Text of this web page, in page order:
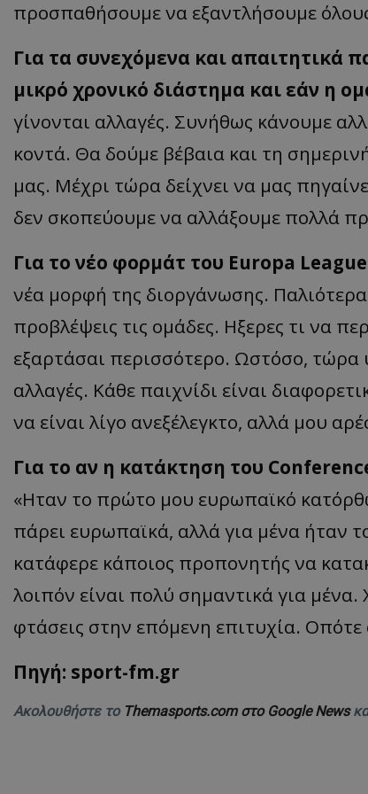
προσπαθήσουμε να εξαντλήσουμε
Για τα συνεχόμενα και απαιτητικά
μικρό χρονικό διάστημα και εάν η
γίνονται αλλαγές. Συνήθως κάνουμε
κοντά. Θα δούμε βέβαια και τη
μας. Μέχρι τώρα δείχνει να μας
δεν σκοπεύουμε να αλλάξουμε πολλά
Για το νέο φορμάτ του Europa
νέα μορφή της διοργάνωσης.
προβλέψεις τις ομάδες. Ηξερες τι να
εξαρτάσαι περισσότερο. Ωστόσο, τώρα
αλλαγές. Κάθε παιχνίδι είναι
να είναι λίγο ανεξέλεγκτο, αλλά μου
Για το αν η κατάκτηση του
«Ηταν το πρώτο μου ευρωπαϊκό
πάρει ευρωπαϊκά, αλλά για μένα
κατάφερε κάποιος προπονητής να
λοιπόν είναι πολύ σημαντικά για
φτάσεις στην επόμενη επιτυχία.
Πηγή: sport-fm.gr
Ακολουθήστε το Themasports.com στο Google News